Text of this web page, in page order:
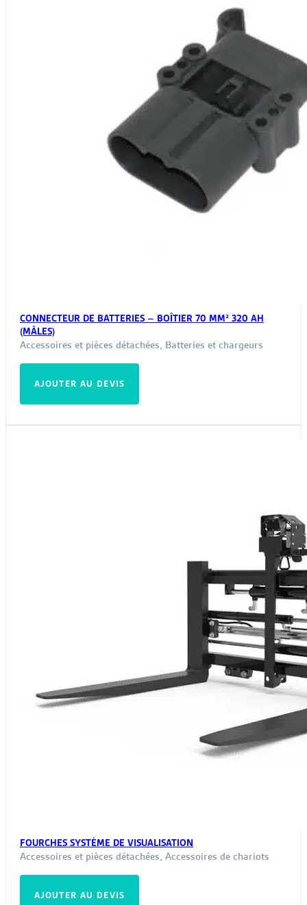
CONNECTEUR DE BATTERIES – BOÎTIER 70 MM² 320 AH
(MÂLES)
Accessoires et pièces détachées, Batteries et chargeurs
AJOUTER AU DEVIS
FOURCHES SYSTÈME DE VISUALISATION
Accessoires et pièces détachées, Accessoires de chariots
AJOUTER AU DEVIS